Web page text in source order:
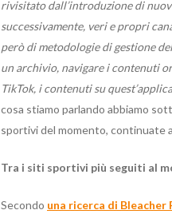
rivisitato dall’introduzione di
successivamente, veri e propri
però di metodologie di gestione
un archivio, navigare i contenuti
TikTok, i contenuti su
cosa stiamo parlando abbiamo
sportivi del momento, continuate
Tra i siti sportivi più seguiti al
Secondo una ricerca di Bleacher